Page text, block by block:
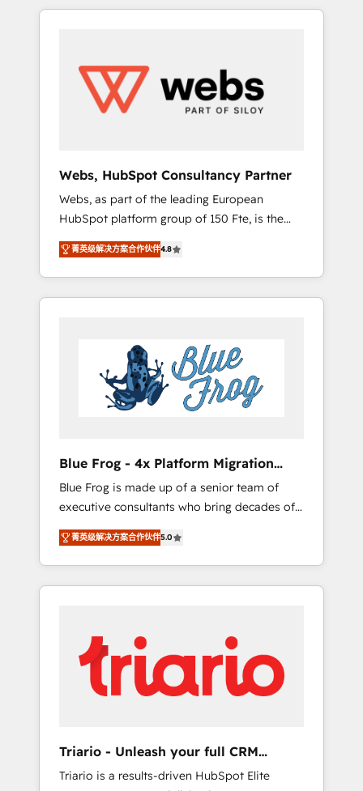
to global brands
HubSpot challenges and improve user
HubSpot for the first time 🔧 Designing and
optimising your HubSpot set-up for better
results 🌐 Website design and build using
using HubSpot Why us? - SIX HubSpot
Accreditations - awarded by HubSpot after a
rigorous process for CRM, Solutions
Architecture, Onboarding , Data Migration,
Custom Integration & Platform Enablement -
Onboarded over 500 businesses to HubSpot
-Top 1% of partners worldwide -In-house
HubSpot. www.bbdboom.com
Webs, HubSpot Consultancy Partner
Webs, as part of the leading European
HubSpot platform group of 150 Fte, is the
trusted Elite HubSpot CRM Partner offering
you a roadmap on maximizing EBITDA and
achieving Commercial Excellence. With our
targeted processes, we strengthen your
Implementation partner, we provide
expertise to drive your business forward.
Since 2015 we are fully dedicated to
HubSpot and with an experienced team
business services. We prepare a customized
business case that demonstrates the value
and impact of your digital transformation,
including a detailed financial rationale with a
focus on ROI and TCO. As a trusted extension
of your team, we believe in the power of
partnership. Together, we embark on a
your business. If not now, when?
菁英级解决方案合作伙伴4.8
Blue Frog - 4x Platform Migration
Award Winner
Blue Frog is made up of a senior team of
executive consultants who bring decades of
relevant, real world experience to our client
engagements. "Blue Frog is a top, trusted
partner in HubSpot's ecosystem for a reason.
Their team brings over a decade of
strategies for driving growth. They are
committed to helping our customers grow
and finding solutions that fit their unique
business needs. We are thrilled to have Blue
HubSpot “Our experience with the team at
Blue Frog has been nothing short of
菁英级解决方案合作伙伴5.0
Triario - Unleash your full CRM
potential
Triario is a results-driven HubSpot Elite